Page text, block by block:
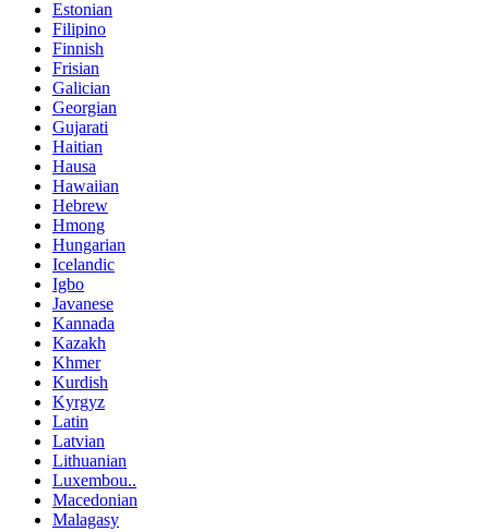
Estonian
Filipino
Finnish
Frisian
Galician
Georgian
Gujarati
Haitian
Hausa
Hawaiian
Hebrew
Hmong
Hungarian
Icelandic
Igbo
Javanese
Kannada
Kazakh
Khmer
Kurdish
Kyrgyz
Latin
Latvian
Lithuanian
Luxembou..
Macedonian
Malagasy